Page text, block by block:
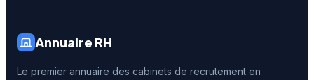
Annuaire RH
Le premier annuaire des cabinets de recrutement en